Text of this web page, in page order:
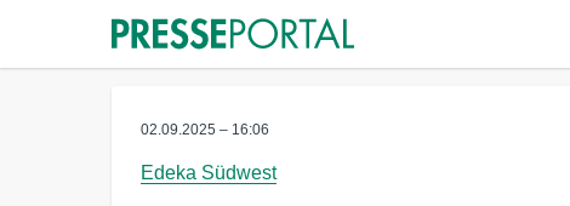
02.09.2025 – 16:06
Edeka Südwest